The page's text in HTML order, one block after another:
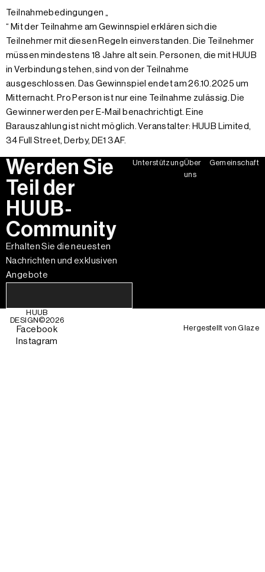
Teilnahmebedingungen „
“ Mit der Teilnahme am Gewinnspiel erklären sich die
Teilnehmer mit diesen Regeln einverstanden. Die Teilnehmer
müssen mindestens 18 Jahre alt sein. Personen, die mit HUUB
in Verbindung stehen, sind von der Teilnahme
ausgeschlossen. Das Gewinnspiel endet am 26.10.2025 um
Mitternacht. Pro Person ist nur eine Teilnahme zulässig. Die
Gewinner werden per E-Mail benachrichtigt. Eine
Barauszahlung ist nicht möglich. Veranstalter: HUUB Limited,
34 Full Street, Derby, DE1 3AF.
Werden Sie
Teil der
HUUB-
Community
Erhalten Sie die neuesten
Nachrichten und exklusiven
Angebote
UnterstützungÜber
uns
Gemeinschaft
HUUB
DESIGN©2026
Facebook
Instagram
Hergestellt vonGlaze